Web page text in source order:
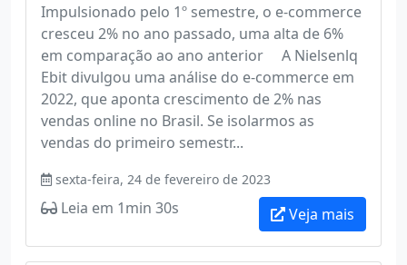
Impulsionado pelo 1º semestre, o e-commerce
cresceu 2% no ano passado, uma alta de 6%
em comparação ao ano anterior A Nielsenlq
Ebit divulgou uma análise do e-commerce em
2022, que aponta crescimento de 2% nas
vendas online no Brasil. Se isolarmos as
vendas do primeiro semestr...
sexta-feira, 24 de fevereiro de 2023
Leia em 1min 30s Veja mais